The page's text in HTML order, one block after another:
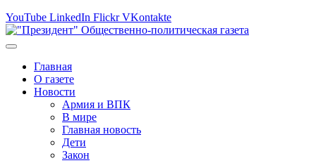
YouTube LinkedIn Flickr VKontakte
Главная
О газете
Новости
Армия и ВПК
В мире
Главная новость
Дети
Закон